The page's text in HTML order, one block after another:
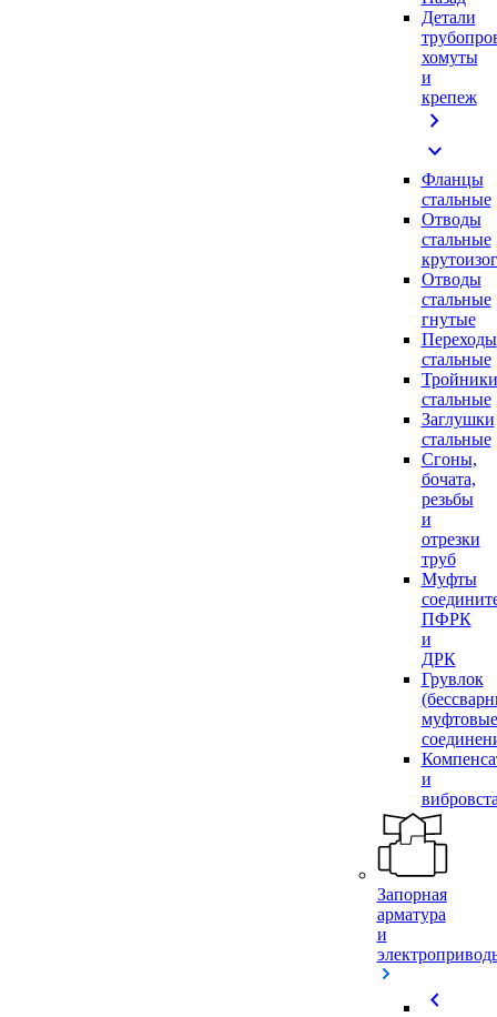
Детали
хомуты
и
крепеж
chevron_right
expand_more
Фланцы
стальные
Отводы
стальные
Отводы
стальные
гнутые
Переходы
стальные
Тройники
стальные
Заглушки
стальные
Сгоны,
бочата,
резьбы
и
отрезки
труб
Муфты
ПФРК
и
ДРК
Грувлок
муфтовые
и
Запорная
арматура
и
chevron_left